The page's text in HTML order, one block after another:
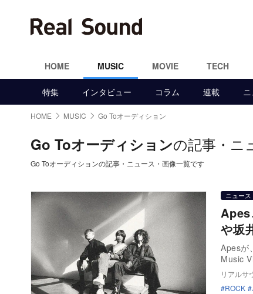
HOME MUSIC MOVIE TECH
特集 インタビュー コラム 連載
HOME MUSIC Go Toオーディション
Go Toオーディションの記事・ニ
Go Toオーディションの記事・ニュース・画像一覧です
ニュース
や坂
Apesが
Music
リアルサ
ROCK